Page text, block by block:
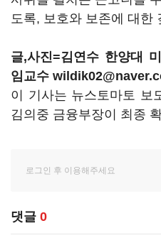
도록, 보호와 보존에 대한
글,사진=김연수 한양대
임교수
이 기사는 뉴스토마토 보
김의중 금융부장이 최종
댓글 0